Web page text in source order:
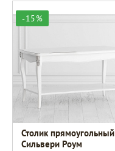
-15%
Столик прямоугольный
Сильвери Роум